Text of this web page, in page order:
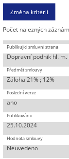
Počet nalezných
Dopravní podnik hl.
Záloha 21% ; 12%
ano
25.10.2024
Neuvedeno